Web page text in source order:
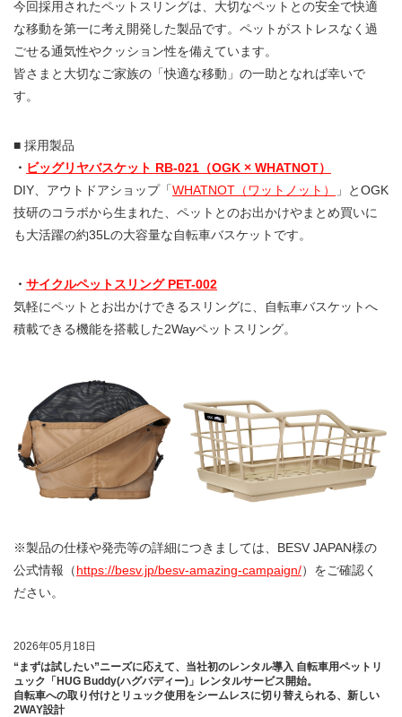
今回採用されたペットスリングは、大切なペットとの安全で快適
な移動を第一に考え開発した製品です。ペットがストレスなく過
ごせる通気性やクッション性を備えています。
皆さまと大切なご家族の「快適な移動」の一助となれば幸いで
す。
■ 採用製品
・ ビッグリヤバスケット RB-021（OGK × WHATNOT）
DIY、アウトドアショップ「WHATNOT（ワットノット）
」とOGK
技研のコラボから生まれた、ペットとのお出かけやまとめ買いに
も大活躍の約35Lの大容量な自転車バスケットです。
・ サイクルペットスリング PET-002
気軽にペットとお出かけできるスリングに、自転車バスケットへ
積載できる機能を搭載した2Wayペットスリング。
※製品の仕様や発売等の詳細につきましては、BESV JAPAN様の
公式情報（https://besv.jp/besv-amazing-campaign/）をご確認く
ださい。
2026年05月18日
“まずは試したい”ニーズに応えて、当社初のレンタル導入 自転車用ペットリ
ュック「HUG Buddy(ハグバディー)」レンタルサービス開始。
自転車への取り付けとリュック使用をシームレスに切り替えられる、新しい
2WAY設計